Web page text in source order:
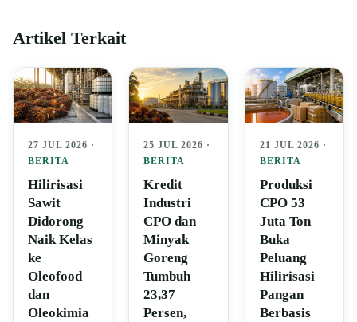
Artikel Terkait
27 JUL 2026 ·
BERITA
Hilirisasi
Sawit
Didorong
Naik Kelas
ke
Oleofood
dan
Oleokimia
25 JUL 2026 ·
BERITA
Kredit
Industri
CPO dan
Minyak
Goreng
Tumbuh
23,37
Persen,
21 JUL 2026 ·
BERITA
Produksi
CPO 53
Juta Ton
Buka
Peluang
Hilirisasi
Pangan
Berbasis